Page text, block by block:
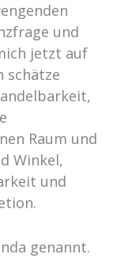
und
jetzt auf
schätze
Raum und
Winkel,
und
genannt.